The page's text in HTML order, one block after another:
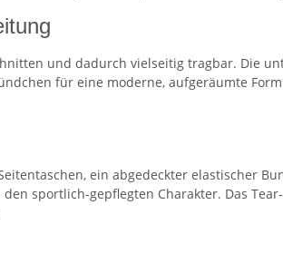
und dadurch vielseitig tragbar. Die
für eine moderne, aufgeräumte
ein abgedeckter elastischer
sportlich-gepflegten Charakter. Das